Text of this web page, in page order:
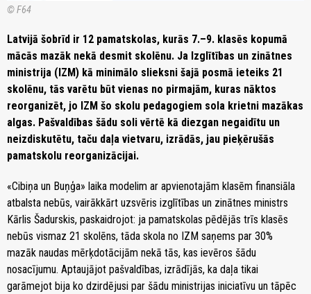
© F64
Latvijā šobrīd ir 12 pamatskolas, kurās 7.–9. klasēs kopumā
mācās mazāk nekā desmit skolēnu. Ja Izglītības un zinātnes
ministrija (IZM) kā minimālo slieksni šajā posmā ieteiks 21
skolēnu, tās varētu būt vienas no pirmajām, kuras nāktos
reorganizēt, jo IZM šo skolu pedagogiem sola krietni mazākas
algas. Pašvaldības šādu soli vērtē kā diezgan negaidītu un
neizdiskutētu, taču daļa vietvaru, izrādās, jau pieķērušās
pamatskolu reorganizācijai.
«Cibiņa un Buņģa» laika modelim ar apvienotajām klasēm finansiāla
atbalsta nebūs, vairākkārt uzsvēris izglītības un zinātnes ministrs
Kārlis Šadurskis, paskaidrojot: ja pamatskolas pēdējās trīs klasēs
nebūs vismaz 21 skolēns, tāda skola no IZM saņems par 30%
mazāk naudas mērķdotācijām nekā tās, kas ievēros šādu
nosacījumu. Aptaujājot pašvaldības, izrādījās, ka daļa tikai
garāmejot bija ko dzirdējusi par šādu ministrijas iniciatīvu un tāpēc